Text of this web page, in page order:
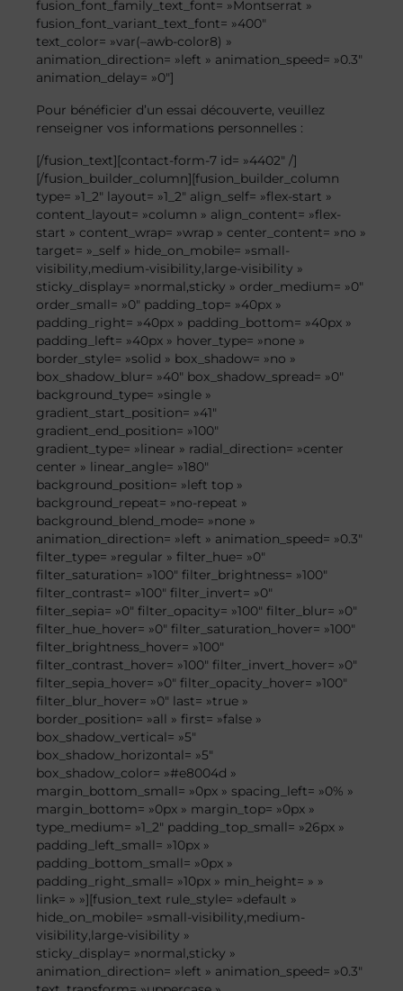
fusion_font_family_text_font= »Montserrat »
fusion_font_variant_text_font= »400″
text_color= »var(–awb-color8) »
animation_direction= »left » animation_speed= »0.3″
animation_delay= »0″]
Pour bénéficier d’un essai découverte, veuillez
renseigner vos informations personnelles :
[/fusion_text][contact-form-7 id= »4402″ /]
[/fusion_builder_column][fusion_builder_column
type= »1_2″ layout= »1_2″ align_self= »flex-start »
content_layout= »column » align_content= »flex-
start » content_wrap= »wrap » center_content= »no »
target= »_self » hide_on_mobile= »small-
visibility,medium-visibility,large-visibility »
sticky_display= »normal,sticky » order_medium= »0″
order_small= »0″ padding_top= »40px »
padding_right= »40px » padding_bottom= »40px »
padding_left= »40px » hover_type= »none »
border_style= »solid » box_shadow= »no »
box_shadow_blur= »40″ box_shadow_spread= »0″
background_type= »single »
gradient_start_position= »41″
gradient_end_position= »100″
gradient_type= »linear » radial_direction= »center
center » linear_angle= »180″
background_position= »left top »
background_repeat= »no-repeat »
background_blend_mode= »none »
animation_direction= »left » animation_speed= »0.3″
filter_type= »regular » filter_hue= »0″
filter_saturation= »100″ filter_brightness= »100″
filter_contrast= »100″ filter_invert= »0″
filter_sepia= »0″ filter_opacity= »100″ filter_blur= »0″
filter_hue_hover= »0″ filter_saturation_hover= »100″
filter_brightness_hover= »100″
filter_contrast_hover= »100″ filter_invert_hover= »0″
filter_sepia_hover= »0″ filter_opacity_hover= »100″
filter_blur_hover= »0″ last= »true »
border_position= »all » first= »false »
box_shadow_vertical= »5″
box_shadow_horizontal= »5″
box_shadow_color= »#e8004d »
margin_bottom_small= »0px » spacing_left= »0% »
margin_bottom= »0px » margin_top= »0px »
type_medium= »1_2″ padding_top_small= »26px »
padding_left_small= »10px »
padding_bottom_small= »0px »
padding_right_small= »10px » min_height= » »
link= » »][fusion_text rule_style= »default »
hide_on_mobile= »small-visibility,medium-
visibility,large-visibility »
sticky_display= »normal,sticky »
animation_direction= »left » animation_speed= »0.3″